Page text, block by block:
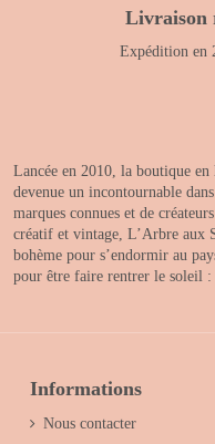
Livraison
Expédition en
Lancée en 2010, la boutique
devenue un incontournable
marques connues et de
créatif et vintage, L’Arbre aux
bohème pour s’endormir au
pour être faire rentrer le soleil :
Informations
Nous contacter